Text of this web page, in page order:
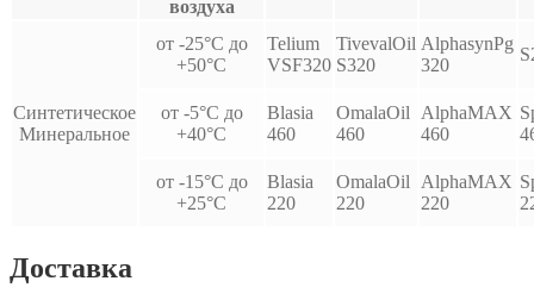
воздуха
Синтетическое
Минеральное
от -25°С до
+50°С
Telium
VSF320
TivevalOil
S320
AlphasynPg
320
от -5°С до
+40°С
Blasia
460
OmalaOil
460
AlphaMAX
460
от -15°С до
+25°С
Blasia
220
OmalaOil
220
AlphaMAX
220
Доставка